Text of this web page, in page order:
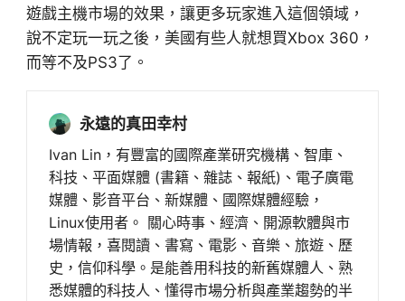
遊戲主機市場的效果，讓更多玩家進入這個領域，
說不定玩一玩之後，美國有些人就想買Xbox 360，
而等不及PS3了。
永遠的真田幸村
Ivan Lin，有豐富的國際產業研究機構、智庫、
科技、平面媒體 (書籍、雜誌、報紙)、電子廣電
媒體、影音平台、新媒體、國際媒體經驗，
Linux使用者。 關心時事、經濟、開源軟體與市
場情報，喜閱讀、書寫、電影、音樂、旅遊、歷
史，信仰科學。是能善用科技的新舊媒體人、熟
悉媒體的科技人、懂得市場分析與產業趨勢的半